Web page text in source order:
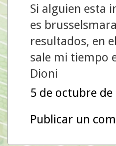
Si alguien esta
es
resultados, en
sale mi tiempo
Dioni
5 de octubre de
Publicar un